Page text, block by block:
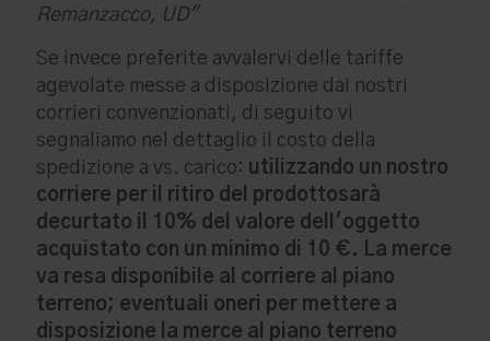
Remanzacco, UD"
Se invece preferite avvalervi delle tariffe
agevolate messe a disposizione dai nostri
corrieri convenzionati, di seguito vi
segnaliamo nel dettaglio il costo della
spedizione a vs. carico: utilizzando un nostro
corriere per il ritiro del prodottosarà
decurtato il 10% del valore dell'oggetto
acquistato con un minimo di 10 €. La merce
va resa disponibile al corriere al piano
terreno; eventuali oneri per mettere a
disposizione la merce al piano terreno